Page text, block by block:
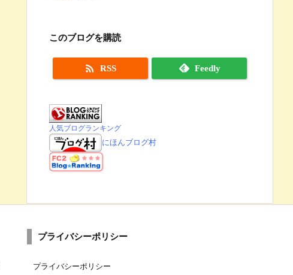
このブログを購読
 RSS Feedly
人気ブログランキング
にほんブログ村
プライバシーポリシー
プライバシーポリシー